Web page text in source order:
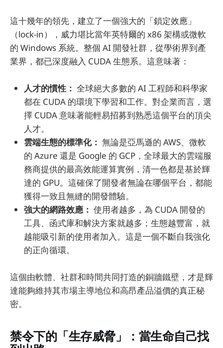
這十幾年的領先，建立了一個強大的「鎖定效應」
（lock-in），威力堪比當年英特爾的 x86 架構或微軟
的 Windows 系統。整個 AI 開發社群，從學術界到產
業界，都已深度融入 CUDA 生態系。這意味著：
人才的慣性： 全球絕大多數的 AI 工程師和科學家
都在 CUDA 的環境下學習和工作。對企業而言，選
擇 CUDA 意味著能輕易招募到熟悉這個平台的頂尖
人才。
雲端生態的標準化： 無論是亞馬遜的 AWS、微軟
的 Azure 還是 Google 的 GCP，全球最大的雲端服
務商提供的最高效能運算實例，清一色都是基於輝
達的 GPU。這確保了開發者無論在哪個平台，都能
獲得一致且無縫的開發體驗。
強大的網路效應： 使用者越多，為 CUDA 開發的
工具、函式庫和解決方案就越多；生態越豐富，就
越能吸引新的使用者加入。這是一個不斷自我強化
的正向循環。
這個由軟體、社群和時間共同打造的銅牆鐵壁，才是輝
達能夠維持其市場主導地位和高昂產品溢價的真正秘
密。
禁令下的「生存威脅」：當生命自己找